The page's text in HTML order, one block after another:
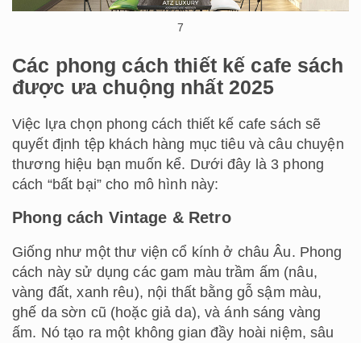
7
Các phong cách thiết kế cafe sách
được ưa chuộng nhất 2025
Việc lựa chọn phong cách thiết kế cafe sách sẽ
quyết định tệp khách hàng mục tiêu và câu chuyện
thương hiệu bạn muốn kể. Dưới đây là 3 phong
cách “bất bại” cho mô hình này:
Phong cách Vintage & Retro
Giống như một thư viện cổ kính ở châu Âu. Phong
cách này sử dụng các gam màu trầm ấm (nâu,
vàng đất, xanh rêu), nội thất bằng gỗ sậm màu,
ghế da sờn cũ (hoặc giả da), và ánh sáng vàng
ấm. Nó tạo ra một không gian đầy hoài niệm, sâu